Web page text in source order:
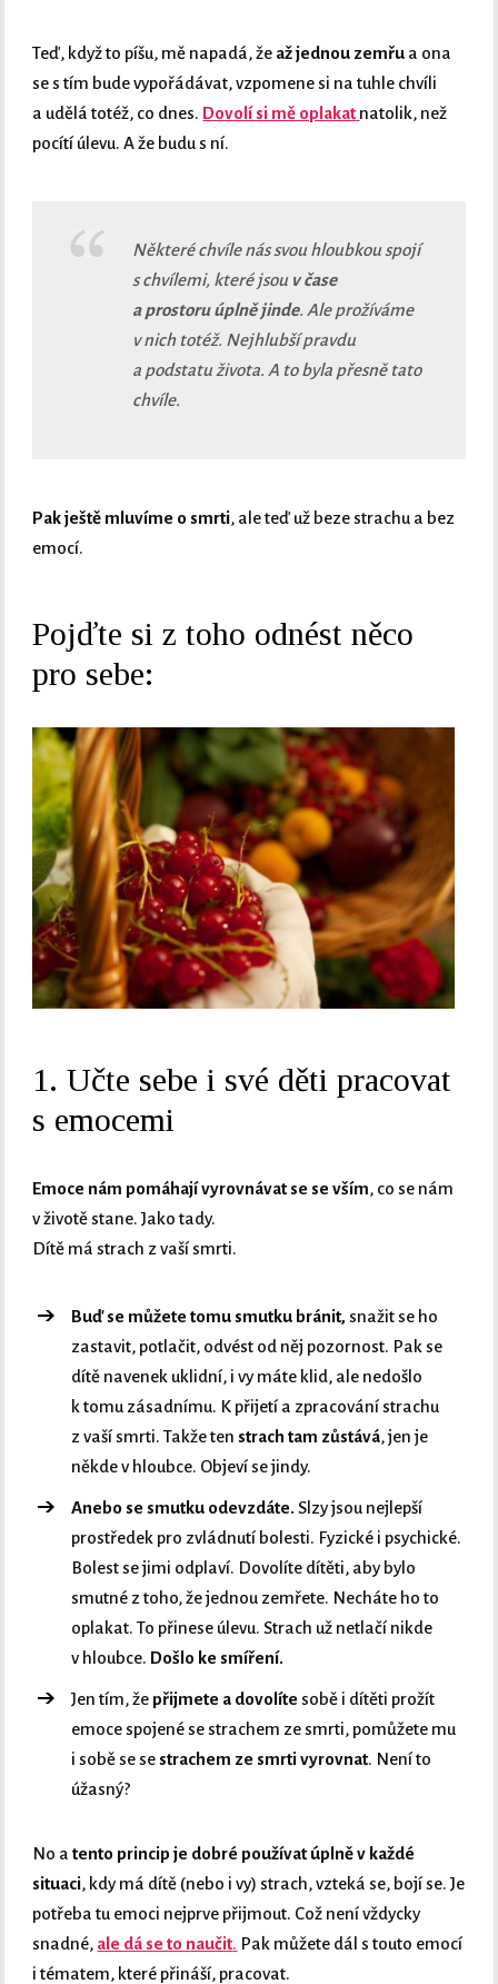
Teď, když to píšu, mě napadá, že až jednou zemřu a ona
se s tím bude vypořádávat, vzpomene si na tuhle chvíli
a udělá totéž, co dnes. Dovolí si mě oplakat natolik, než
pocítí úlevu. A že budu s ní.
Některé chvíle nás svou hloubkou spojí
s chvílemi, které jsou v čase
a prostoru úplně jinde. Ale prožíváme
v nich totéž. Nejhlubší pravdu
a podstatu života. A to byla přesně tato
chvíle.
Pak ještě mluvíme o smrti, ale teď už beze strachu a bez
emocí.
Pojďte si z toho odnést něco
pro sebe:
1. Učte sebe i své děti pracovat
s emocemi
Emoce nám pomáhají vyrovnávat se se vším, co se nám
v životě stane. Jako tady.
Dítě má strach z vaší smrti.
Buď se můžete tomu smutku bránit, snažit se ho
zastavit, potlačit, odvést od něj pozornost. Pak se
dítě navenek uklidní, i vy máte klid, ale nedošlo
k tomu zásadnímu. K přijetí a zpracování strachu
z vaší smrti. Takže ten strach tam zůstává, jen je
někde v hloubce. Objeví se jindy.
Anebo se smutku odevzdáte. Slzy jsou nejlepší
prostředek pro zvládnutí bolesti. Fyzické i psychické.
Bolest se jimi odplaví. Dovolíte dítěti, aby bylo
smutné z toho, že jednou zemřete. Necháte ho to
oplakat. To přinese úlevu. Strach už netlačí nikde
v hloubce. Došlo ke smíření.
Jen tím, že přijmete a dovolíte sobě i dítěti prožít
emoce spojené se strachem ze smrti, pomůžete mu
i sobě se se strachem ze smrti vyrovnat. Není to
úžasný?
No atento princip je dobré používat úplně v každé
situaci, kdy má dítě (nebo i vy) strach, vzteká se, bojí se. Je
potřeba tu emoci nejprve přijmout. Což není vždycky
snadné, ale dá se to naučit. Pak můžete dál s touto emocí
i tématem, které přináší, pracovat.